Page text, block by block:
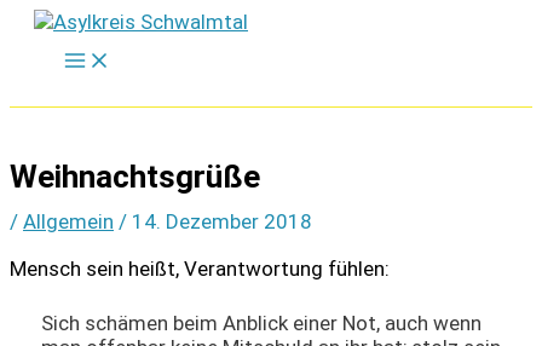
Zum
springen
Weihnachtsgrüße
/ Allgemein / 14. Dezember 2018
Mensch sein heißt, Verantwortung fühlen:
Sich schämen beim Anblick einer Not, auch wenn